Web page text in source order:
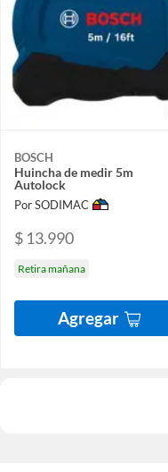
BOSCH
Huincha de medir 5m
Autolock
Por SODIMAC
$ 13.990
Retira mañana
Agregar